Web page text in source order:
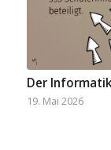
Der
19. Mai 2026